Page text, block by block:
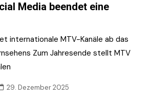
Media beendet eine
internationale MTV-Kanäle ab das
Zum Jahresende stellt MTV
29. Dezember 2025